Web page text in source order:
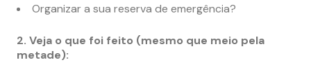
Organizar a sua reserva de emergência?
2. Veja o que foi feito (mesmo que meio pela
metade):